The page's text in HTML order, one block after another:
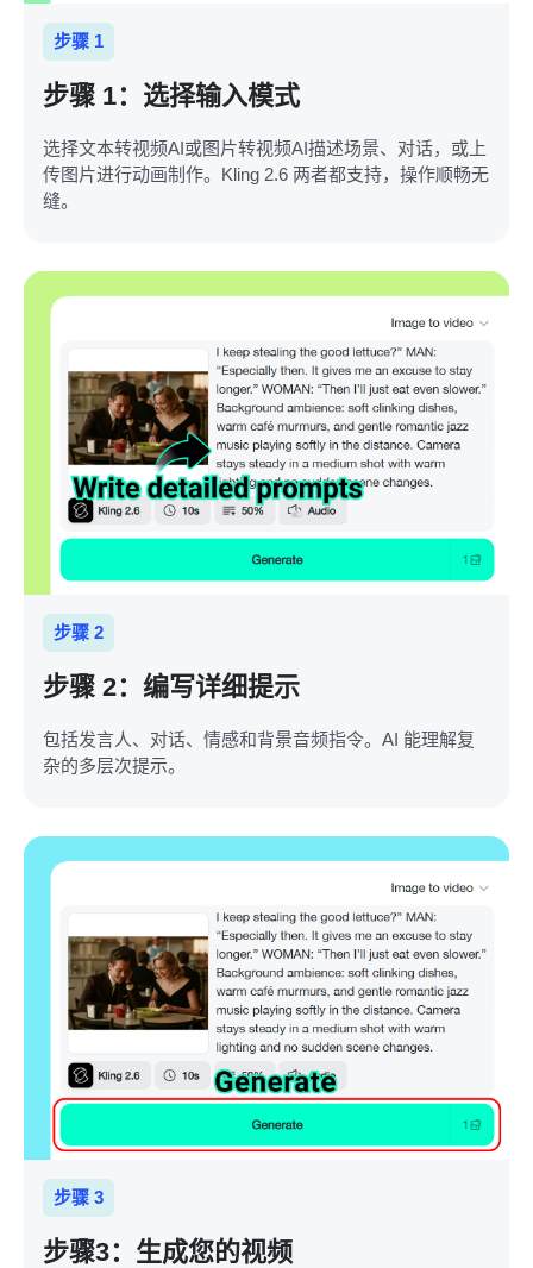
步骤 1
步骤 1：选择输入模式
选择文本转视频AI或图片转视频AI描述场景、对话，或上
传图片进行动画制作。Kling 2.6 两者都支持，操作顺畅无
缝。
步骤 2
步骤 2：编写详细提示
包括发言人、对话、情感和背景音频指令。AI 能理解复
杂的多层次提示。
步骤 3
步骤3：生成您的视频